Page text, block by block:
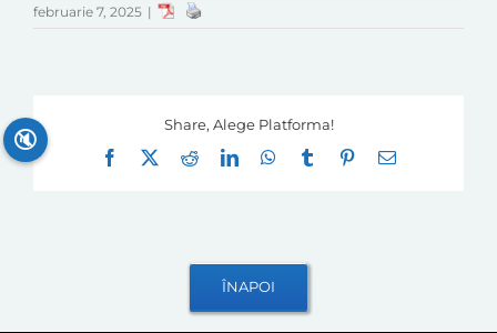
februarie 7, 2025 |
Share, Alege Platforma!
Facebook
RedditLinkedInWhatsApp
Tumblr Pinterest
E-
🔇